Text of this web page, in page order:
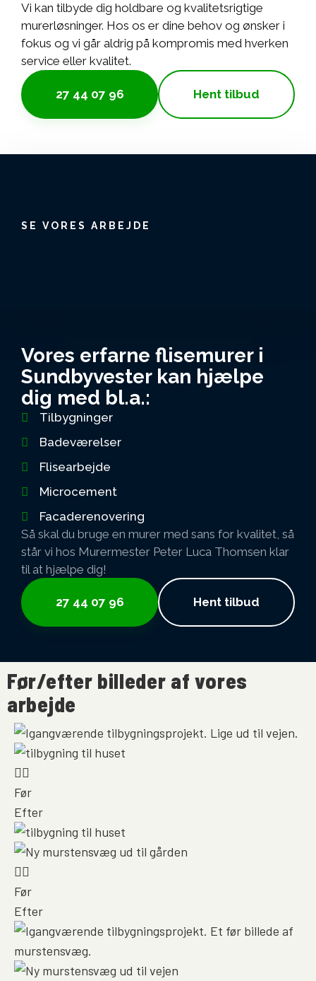
Vi kan tilbyde dig holdbare og kvalitetsrigtige
murerløsninger. Hos os er dine behov og ønsker i
fokus og vi går aldrig på kompromis med hverken
service eller kvalitet.
27 44 07 96 Hent tilbud
SE VORES ARBEJDE
Vores erfarne flisemurer i
Sundbyvester kan hjælpe
dig med bl.a.:
Tilbygninger
Badeværelser
Flisearbejde
Microcement
Facaderenovering
Så skal du bruge en murer med sans for kvalitet, så
står vi hos Murermester Peter Luca Thomsen klar
til at hjælpe dig!
27 44 07 96 Hent tilbud
Før/efter billeder af vores
arbejde
Før
Efter
Før
Efter